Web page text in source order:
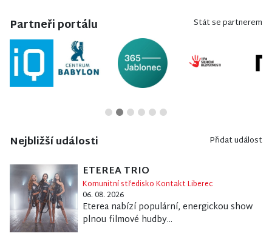
Partneři portálu Stát se partnerem
Nejbližší události Přidat událost
ETEREA TRIO
Komunitní středisko Kontakt Liberec
06. 08. 2026
Eterea nabízí populární, energickou show
plnou filmové hudby...